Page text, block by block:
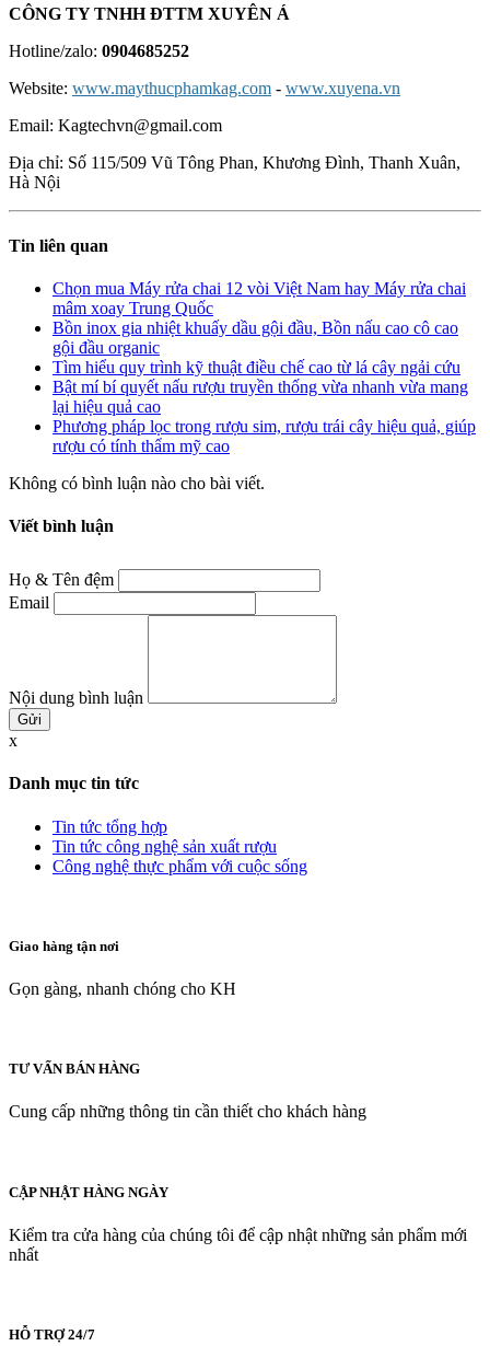
CÔNG TY TNHH ĐTTM XUYÊN Á
Hotline/zalo: 0904685252
Website: www.maythucphamkag.com - www.xuyena.vn
Email: Kagtechvn@gmail.com
Địa chỉ: Số 115/509 Vũ Tông Phan, Khương Đình, Thanh Xuân,
Hà Nội
Tin liên quan
Chọn mua Máy rửa chai 12 vòi Việt Nam hay Máy rửa chai
mâm xoay Trung Quốc
Bồn inox gia nhiệt khuấy dầu gội đầu, Bồn nấu cao cô cao
gội đầu organic
Tìm hiểu quy trình kỹ thuật điều chế cao từ lá cây ngải cứu
Bật mí bí quyết nấu rượu truyền thống vừa nhanh vừa mang
lại hiệu quả cao
Phương pháp lọc trong rượu sim, rượu trái cây hiệu quả, giúp
rượu có tính thẩm mỹ cao
Không có bình luận nào cho bài viết.
Viết bình luận
Họ & Tên đệm
Email
Nội dung bình luận
x
Danh mục tin tức
Tin tức tổng hợp
Tin tức công nghệ sản xuất rượu
Công nghệ thực phẩm với cuộc sống
Giao hàng tận nơi
Gọn gàng, nhanh chóng cho KH
TƯ VẤN BÁN HÀNG
Cung cấp những thông tin cần thiết cho khách hàng
CẬP NHẬT HÀNG NGÀY
Kiểm tra cửa hàng của chúng tôi để cập nhật những sản phẩm mới
nhất
HỖ TRỢ 24/7